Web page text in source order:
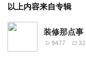
以上内容来自专辑
装修那点事
9477